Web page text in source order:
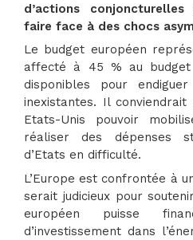
d’actions
faire face à des chocs
Le budget européen
affecté à 45 % au budget
disponibles pour
inexistantes. Il
Etats-Unis pouvoir
réaliser des dépenses
d’Etats en difficulté.
L’Europe est confrontée à
serait judicieux pour
européen puisse
d’investissement dans